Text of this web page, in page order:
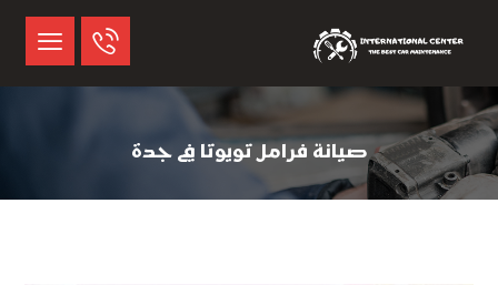
صيانة فرامل تويوتا في جدة